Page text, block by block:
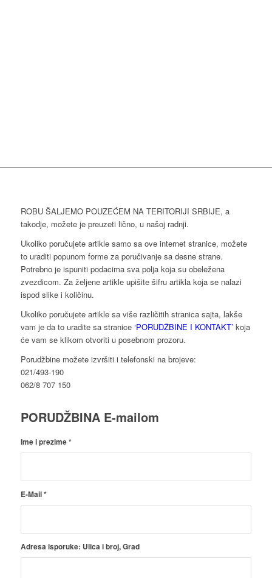
ROBU ŠALJEMO POUZEĆEM NA TERITORIJI SRBIJE, a
takodje, možete je preuzeti lično, u našoj radnji.
Ukoliko poručujete artikle samo sa ove internet stranice, možete
to uraditi popunom forme za poručivanje sa desne strane.
Potrebno je ispuniti podacima sva polja koja su obeležena
zvezdicom. Za željene artikle upišite šifru artikla koja se nalazi
ispod slike i količinu.
Ukoliko poručujete artikle sa više različitih stranica sajta, lakše
vam je da to uradite sa stranice ‘PORUDŽBINE I KONTAKT’ koja
će vam se klikom otvoriti u posebnom prozoru.
Porudžbine možete izvršiti i telefonski na brojeve:
021/493-190
062/8 707 150
PORUDŽBINA E-mailom
Ime i prezime*
E-Mail*
Adresa isporuke: Ulica i broj, Grad